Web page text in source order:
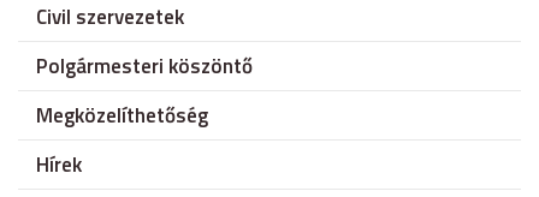
Civil szervezetek
Polgármesteri köszöntő
Megközelíthetőség
Hírek